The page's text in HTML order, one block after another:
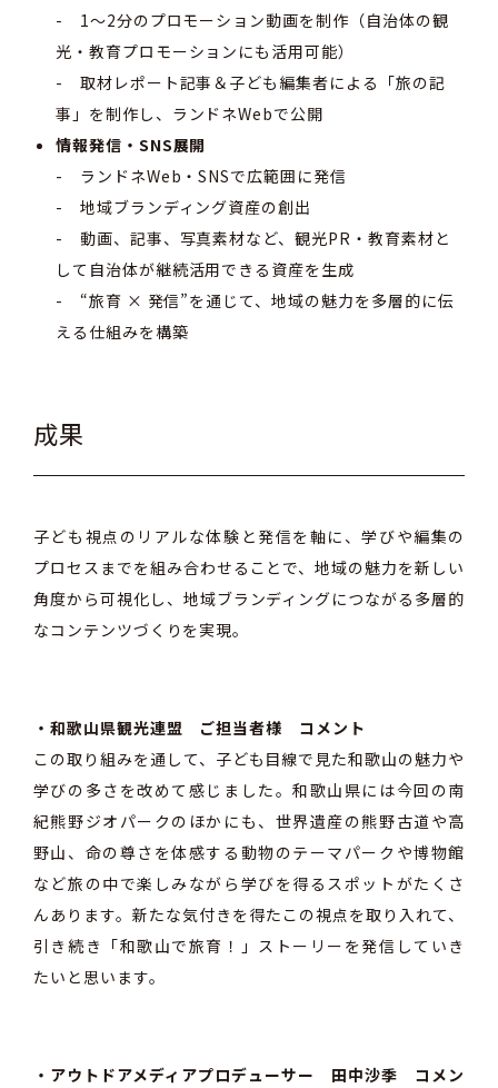
- 1〜2分のプロモーション動画を制作（自治体の観
光・教育プロモーションにも活用可能）
- 取材レポート記事＆子ども編集者による「旅の記
事」を制作し、ランドネWebで公開
情報発信・SNS展開
- ランドネWeb・SNSで広範囲に発信
- 地域ブランディング資産の創出
- 動画、記事、写真素材など、観光PR・教育素材と
して自治体が継続活用できる資産を生成
- “旅育 × 発信”を通じて、地域の魅力を多層的に伝
える仕組みを構築
成果
子ども視点のリアルな体験と発信を軸に、学びや編集の
プロセスまでを組み合わせることで、地域の魅力を新しい
角度から可視化し、地域ブランディングにつながる多層的
なコンテンツづくりを実現。
・和歌山県観光連盟 ご担当者様 コメント
この取り組みを通して、子ども目線で見た和歌山の魅力や
学びの多さを改めて感じました。和歌山県には今回の南
紀熊野ジオパークのほかにも、世界遺産の熊野古道や高
野山、命の尊さを体感する動物のテーマパークや博物館
など旅の中で楽しみながら学びを得るスポットがたくさ
んあります。新たな気付きを得たこの視点を取り入れて、
引き続き「和歌山で旅育！」ストーリーを発信していき
たいと思います。
・アウトドアメディアプロデューサー 田中沙季 コメン